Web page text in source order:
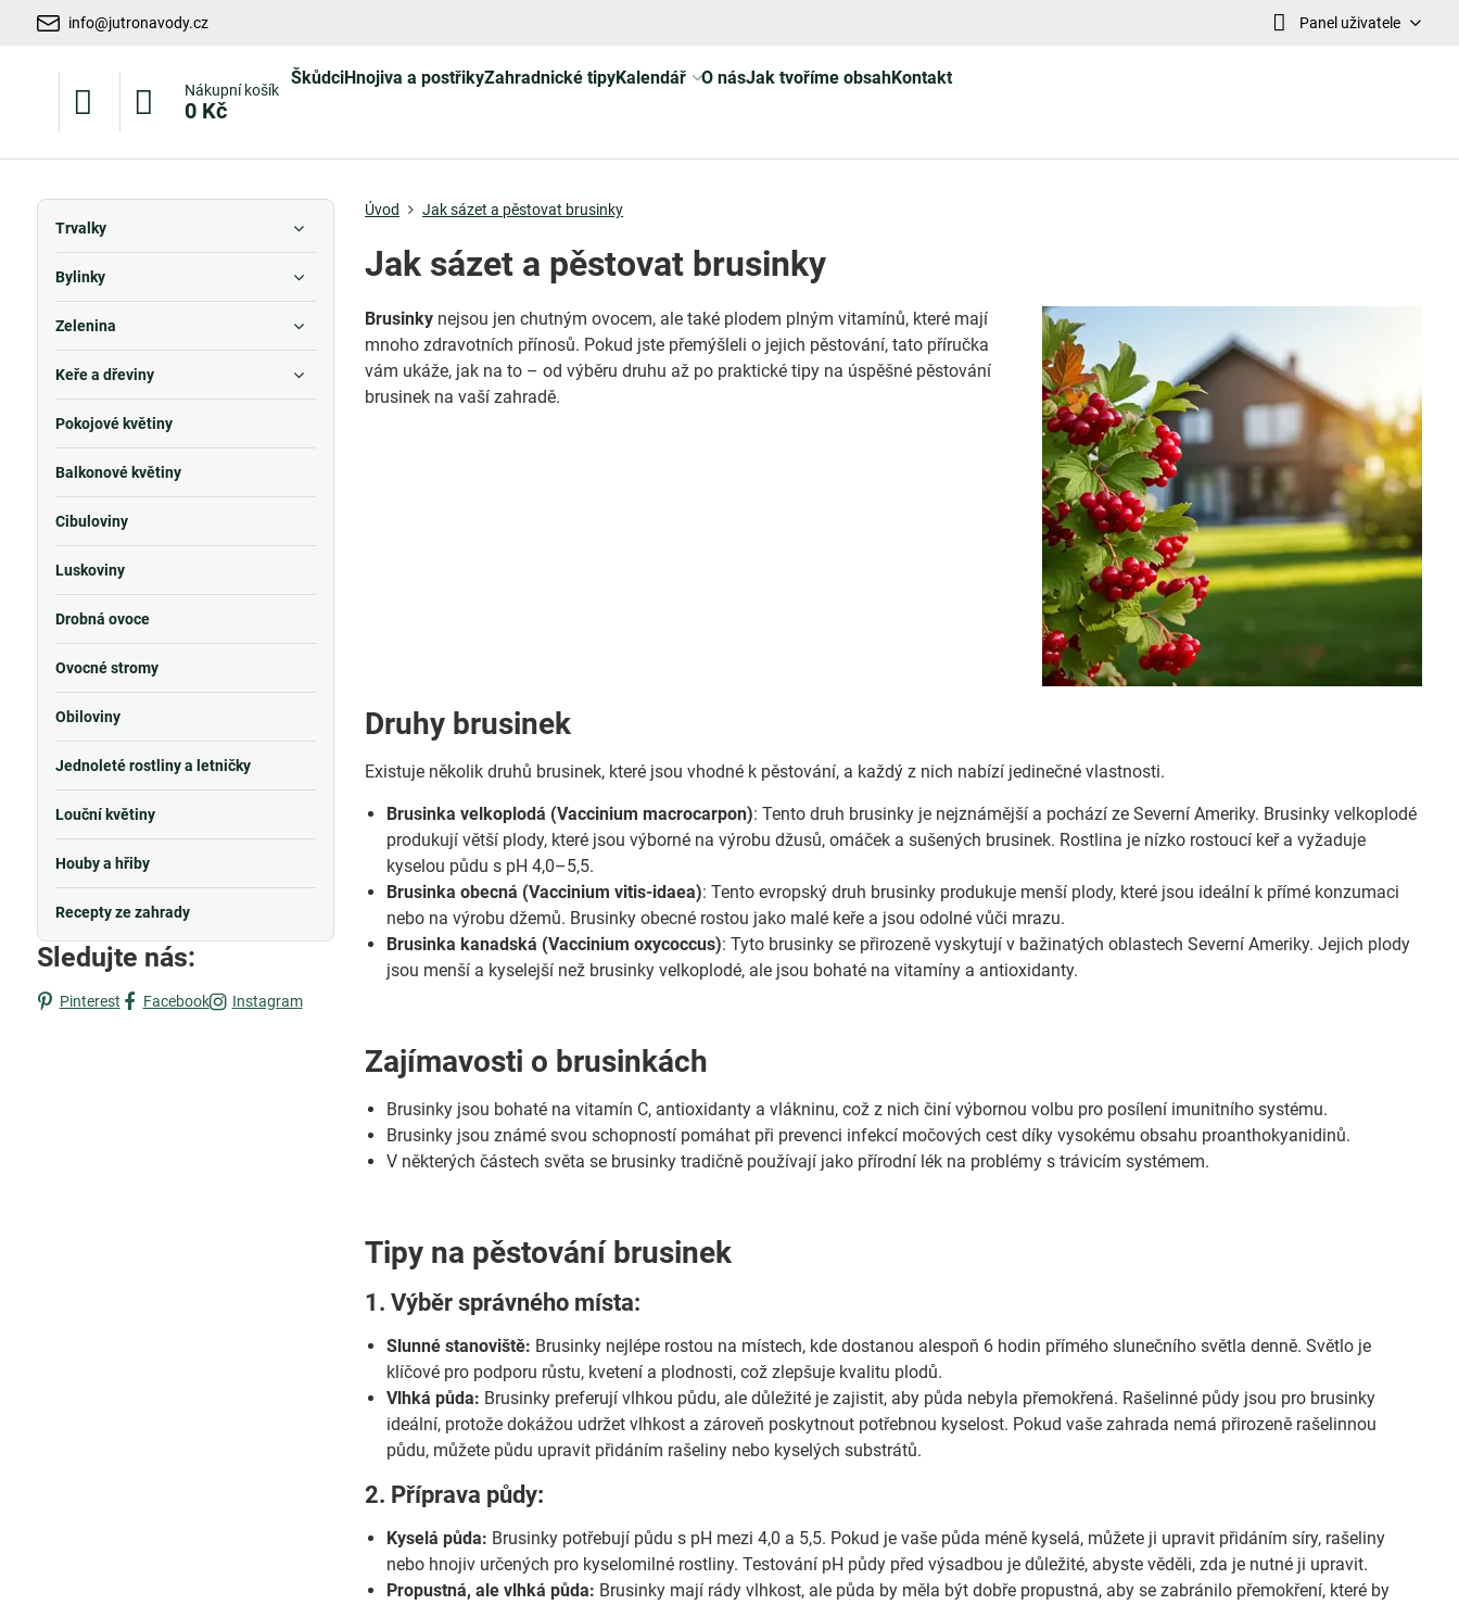
info@jutronavody.cz Panel uživatele
Nákupní košík
0 Kč
ŠkůdciHnojiva a postřikyZahradnické tipyKalendář O násJak tvoříme obsahKontakt
Úvod Jak sázet a pěstovat brusinky
Jak sázet a pěstovat brusinky
Brusinky nejsou jen chutným ovocem, ale také plodem plným vitamínů, které mají
mnoho zdravotních přínosů. Pokud jste přemýšleli o jejich pěstování, tato příručka
vám ukáže, jak na to – od výběru druhu až po praktické tipy na úspěšné pěstování
brusinek na vaší zahradě.
Druhy brusinek
Existuje několik druhů brusinek, které jsou vhodné k pěstování, a každý z nich nabízí jedinečné vlastnosti.
Brusinka velkoplodá (Vaccinium macrocarpon): Tento druh brusinky je nejznámější a pochází ze Severní Ameriky. Brusinky velkoplodé
produkují větší plody, které jsou výborné na výrobu džusů, omáček a sušených brusinek. Rostlina je nízko rostoucí keř a vyžaduje
kyselou půdu s pH 4,0–5,5.
Brusinka obecná (Vaccinium vitis-idaea): Tento evropský druh brusinky produkuje menší plody, které jsou ideální k přímé konzumaci
nebo na výrobu džemů. Brusinky obecné rostou jako malé keře a jsou odolné vůči mrazu.
Brusinka kanadská (Vaccinium oxycoccus): Tyto brusinky se přirozeně vyskytují v bažinatých oblastech Severní Ameriky. Jejich plody
jsou menší a kyselejší než brusinky velkoplodé, ale jsou bohaté na vitamíny a antioxidanty.
Zajímavosti o brusinkách
Brusinky jsou bohaté na vitamín C, antioxidanty a vlákninu, což z nich činí výbornou volbu pro posílení imunitního systému.
Brusinky jsou známé svou schopností pomáhat při prevenci infekcí močových cest díky vysokému obsahu proanthokyanidinů.
V některých částech světa se brusinky tradičně používají jako přírodní lék na problémy s trávicím systémem.
Tipy na pěstování brusinek
1. Výběr správného místa:
Slunné stanoviště: Brusinky nejlépe rostou na místech, kde dostanou alespoň 6 hodin přímého slunečního světla denně. Světlo je
klíčové pro podporu růstu, kvetení a plodnosti, což zlepšuje kvalitu plodů.
Vlhká půda: Brusinky preferují vlhkou půdu, ale důležité je zajistit, aby půda nebyla přemokřená. Rašelinné půdy jsou pro brusinky
ideální, protože dokážou udržet vlhkost a zároveň poskytnout potřebnou kyselost. Pokud vaše zahrada nemá přirozeně rašelinnou
půdu, můžete půdu upravit přidáním rašeliny nebo kyselých substrátů.
2. Příprava půdy:
Kyselá půda: Brusinky potřebují půdu s pH mezi 4,0 a 5,5. Pokud je vaše půda méně kyselá, můžete ji upravit přidáním síry, rašeliny
nebo hnojiv určených pro kyselomilné rostliny. Testování pH půdy před výsadbou je důležité, abyste věděli, zda je nutné ji upravit.
Propustná, ale vlhká půda: Brusinky mají rády vlhkost, ale půda by měla být dobře propustná, aby se zabránilo přemokření, které by
Trvalky
Bylinky
Zelenina
Keře a dřeviny
Pokojové květiny
Balkonové květiny
Cibuloviny
Luskoviny
Drobná ovoce
Ovocné stromy
Obiloviny
Jednoleté rostliny a letničky
Louční květiny
Houby a hřiby
Recepty ze zahrady
Sledujte nás:
Pinterest Facebook Instagram